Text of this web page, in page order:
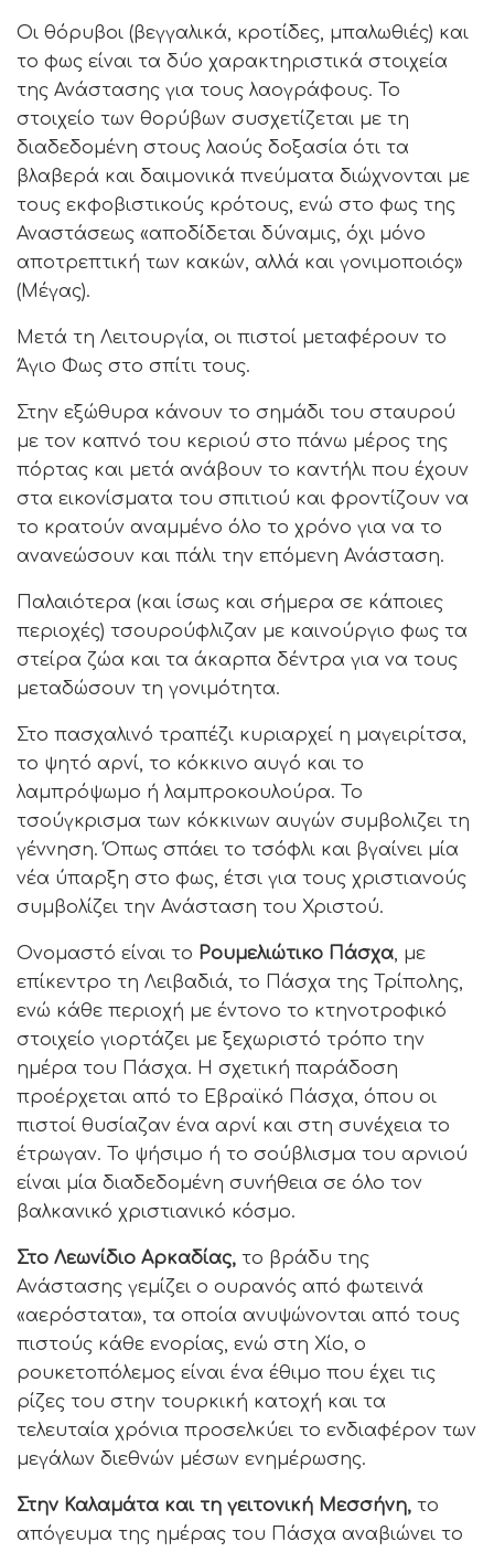
Οι θόρυβοι (βεγγαλικά, κροτίδες, μπαλωθιές) και
το φως είναι τα δύο χαρακτηριστικά στοιχεία
της Ανάστασης για τους λαογράφους. Το
στοιχείο των θορύβων συσχετίζεται με τη
διαδεδομένη στους λαούς δοξασία ότι τα
βλαβερά και δαιμονικά πνεύματα διώχνονται με
τους εκφοβιστικούς κρότους, ενώ στο φως της
Αναστάσεως «αποδίδεται δύναμις, όχι μόνο
αποτρεπτική των κακών, αλλά και γονιμοποιός»
(Μέγας).
Μετά τη Λειτουργία, οι πιστοί μεταφέρουν το
Άγιο Φως στο σπίτι τους.
Στην εξώθυρα κάνουν το σημάδι του σταυρού
με τον καπνό του κεριού στο πάνω μέρος της
πόρτας και μετά ανάβουν το καντήλι που έχουν
στα εικονίσματα του σπιτιού και φροντίζουν να
το κρατούν αναμμένο όλο το χρόνο για να το
ανανεώσουν και πάλι την επόμενη Ανάσταση.
Παλαιότερα (και ίσως και σήμερα σε κάποιες
περιοχές) τσουρούφλιζαν με καινούργιο φως τα
στείρα ζώα και τα άκαρπα δέντρα για να τους
μεταδώσουν τη γονιμότητα.
Στο πασχαλινό τραπέζι κυριαρχεί η μαγειρίτσα,
το ψητό αρνί, το κόκκινο αυγό και το
λαμπρόψωμο ή λαμπροκουλούρα. Το
τσούγκρισμα των κόκκινων αυγών συμβολιζει τη
γέννηση. Όπως σπάει το τσόφλι και βγαίνει μία
νέα ύπαρξη στο φως, έτσι για τους χριστιανούς
συμβολίζει την Ανάσταση του Χριστού.
Ονομαστό είναι το Ρουμελιώτικο Πάσχα, με
επίκεντρο τη Λειβαδιά, το Πάσχα της Τρίπολης,
ενώ κάθε περιοχή με έντονο το κτηνοτροφικό
στοιχείο γιορτάζει με ξεχωριστό τρόπο την
ημέρα του Πάσχα. Η σχετική παράδοση
προέρχεται από το Εβραϊκό Πάσχα, όπου οι
πιστοί θυσίαζαν ένα αρνί και στη συνέχεια το
έτρωγαν. Το ψήσιμο ή το σούβλισμα του αρνιού
είναι μία διαδεδομένη συνήθεια σε όλο τον
βαλκανικό χριστιανικό κόσμο.
Στο Λεωνίδιο Αρκαδίας, το βράδυ της
Ανάστασης γεμίζει ο ουρανός από φωτεινά
«αερόστατα», τα οποία ανυψώνονται από τους
πιστούς κάθε ενορίας, ενώ στη Χίο, ο
ρουκετοπόλεμος είναι ένα έθιμο που έχει τις
ρίζες του στην τουρκική κατοχή και τα
τελευταία χρόνια προσελκύει το ενδιαφέρον των
μεγάλων διεθνών μέσων ενημέρωσης.
Στην Καλαμάτα και τη γειτονική Μεσσήνη, το
απόγευμα της ημέρας του Πάσχα αναβιώνει το